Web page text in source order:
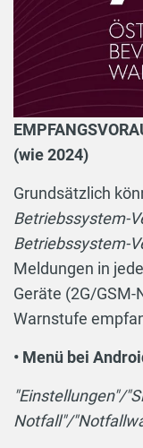
(wie 2024)
Grundsätzlich
Betriebssystem-
Betriebssystem-
Meldungen in
Geräte (2G/
Warnstufe
• Menü bei
"Einstellungen"/
Notfall"/